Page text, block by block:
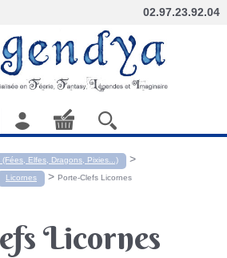
02.97.23.92.04
Elfes, Dragons, Pixies...) >
Licornes > Porte-Clefs Licornes
Licornes